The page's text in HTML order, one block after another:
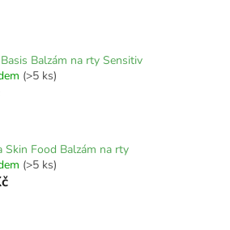
Balzám na rty Sensitiv
(>5 ks)
Skin Food Balzám na rty
(>5 ks)